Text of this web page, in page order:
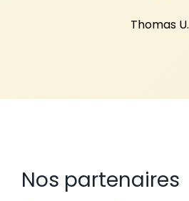
Thomas U.
Nos partenaires